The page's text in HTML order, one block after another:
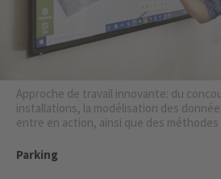
Approche de travail innovante: du
installations, la modélisation des
entre en action, ainsi que des
Parking